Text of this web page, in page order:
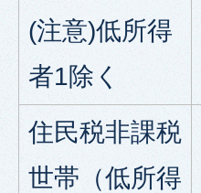
(注意)低所得
者1除く
住民税非課税
世帯（低所得